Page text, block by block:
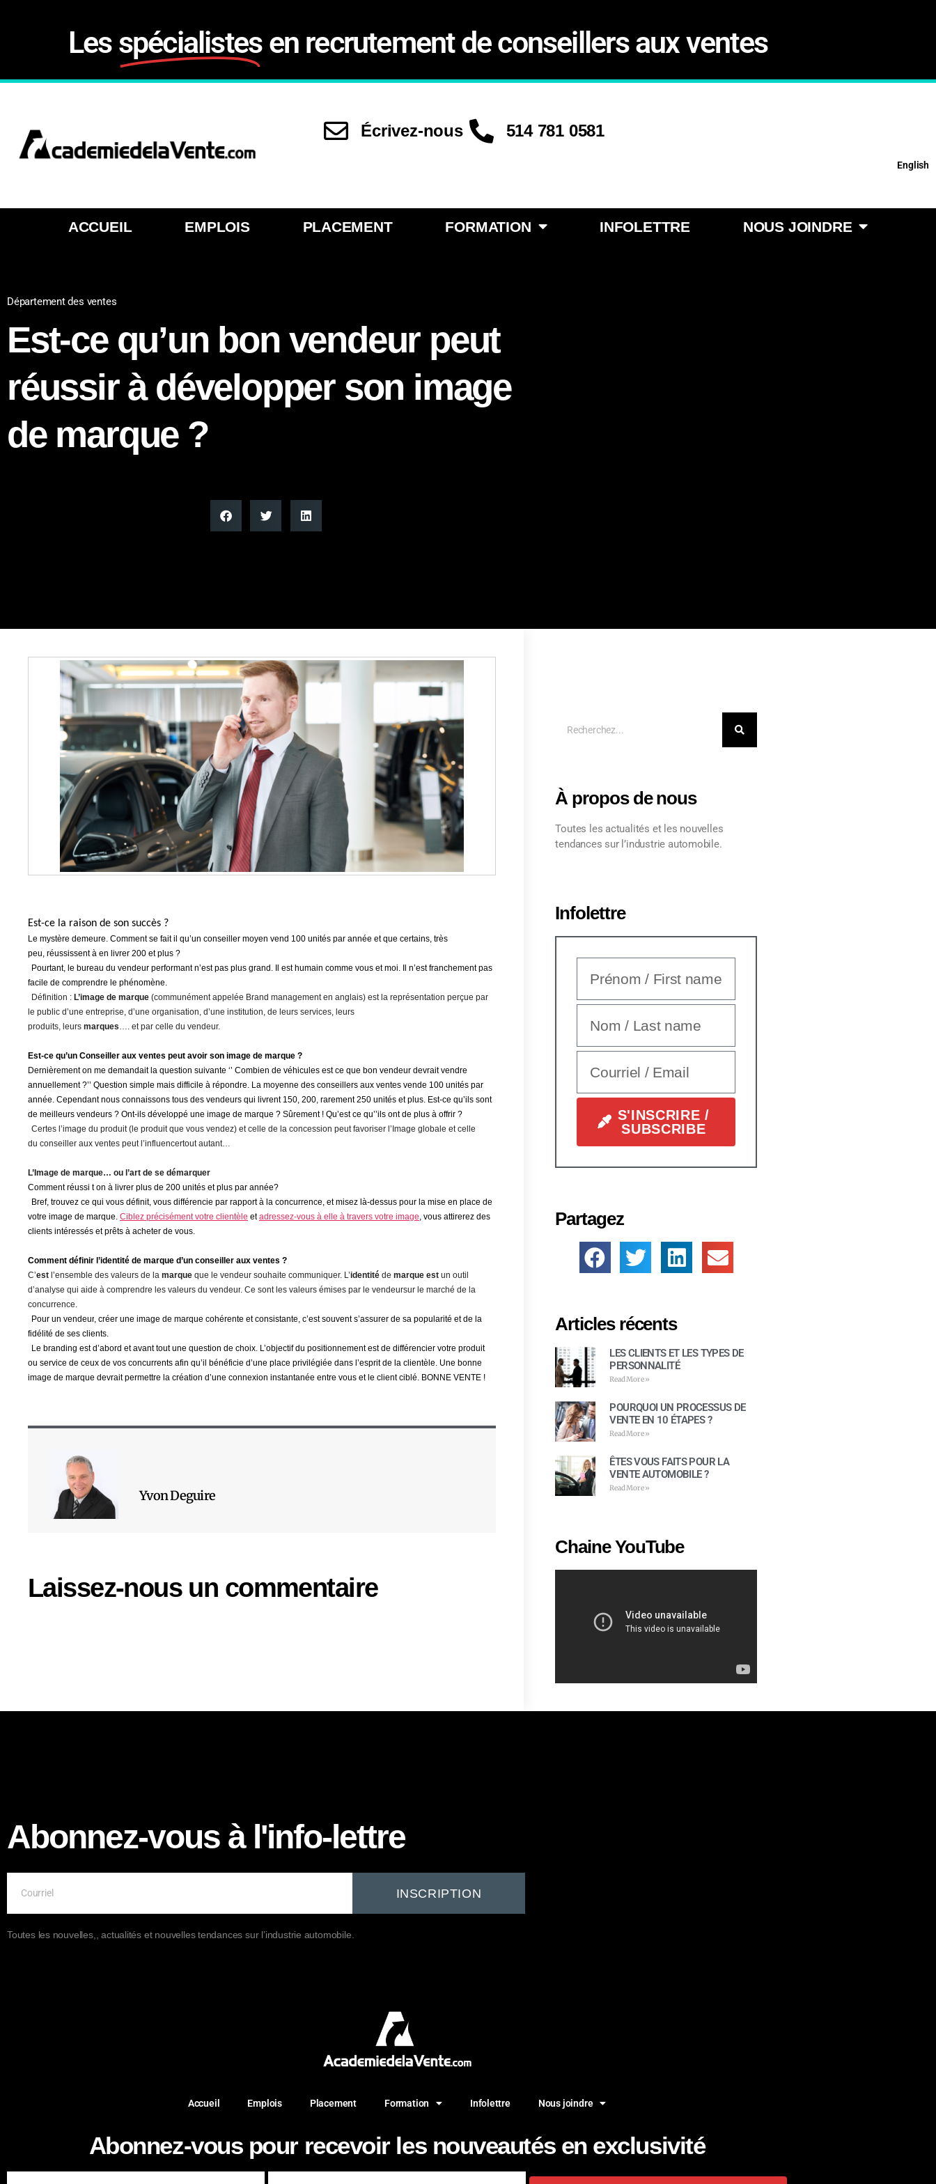
Les spécialistes en recrutement de conseillers aux ventes
Écrivez-nous 514 781 0581
English
ACCUEIL EMPLOIS PLACEMENT FORMATION INFOLETTRE NOUS JOINDRE
Département des ventes
Est-ce qu’un bon vendeur peut
réussir à développer son image
de marque ?
Est-ce la raison de son succès ?
Le mystère demeure. Comment se fait il qu’un conseiller moyen vend 100 unités par année et que certains, très
peu, réussissent à en livrer 200 et plus ?
Pourtant, le bureau du vendeur performant n’est pas plus grand. Il est humain comme vous et moi. Il n’est franchement pas
facile de comprendre le phénomène.
Définition : L’image de marque (communément appelée Brand management en anglais) est la représentation perçue par
le public d’une entreprise, d’une organisation, d’une institution, de leurs services, leurs
produits, leurs marques…. et par celle du vendeur.
Est-ce qu’un Conseiller aux ventes peut avoir son image de marque ?
Dernièrement on me demandait la question suivante ‘’ Combien de véhicules est ce que bon vendeur devrait vendre
annuellement ?’’ Question simple mais difficile à répondre. La moyenne des conseillers aux ventes vende 100 unités par
année. Cependant nous connaissons tous des vendeurs qui livrent 150, 200, rarement 250 unités et plus. Est-ce qu’ils sont
de meilleurs vendeurs ? Ont-ils développé une image de marque ? Sûrement ! Qu’est ce qu’’ils ont de plus à offrir ?
Certes l’image du produit (le produit que vous vendez) et celle de la concession peut favoriser ’Image globale et celle
du conseiller aux ventes peut l’influencertout autant…
L’Image de marque… ou l’art de se démarquer
Comment réussi t on à livrer plus de 200 unités et plus par année?
Bref, trouvez ce qui vous définit, vous différencie par rapport à la concurrence, et misez là-dessus pour la mise en place de
votre image de marque. Ciblez précisément votre clientèle et adressez-vous à elle à travers votre image, vous attirerez des
clients intéressés et prêts à acheter de vous.
Comment définir l’identité de marque d’un conseiller aux ventes ?
C’est l’ensemble des valeurs de la marque que le vendeur souhaite communiquer. L’identité de marque est un outil
d’analyse qui aide à comprendre les valeurs du vendeur. Ce sont les valeurs émises par le vendeursur le marché de la
concurrence.
Pour un vendeur, créer une image de marque cohérente et consistante, c’est souvent s’assurer de sa popularité et de la
fidélité de ses clients.
Le branding est d’abord et avant tout une question de choix. L’objectif du positionnement est de différencier votre produit
ou service de ceux de vos concurrents afin qu’il bénéficie d’une place privilégiée dans l’esprit de la clientèle. Une bonne
image de marque devrait permettre la création d’une connexion instantanée entre vous et le client ciblé. BONNE VENTE !
Yvon Deguire
Laissez-nous un commentaire
À propos de nous
Toutes les actualités et les nouvelles
tendances sur l’industrie automobile.
Infolettre
S'INSCRIRE /
SUBSCRIBE
Partagez
Articles récents
LES CLIENTS ET LES TYPES DE
PERSONNALITÉ
Read More »
POURQUOI UN PROCESSUS DE
VENTE EN 10 ÉTAPES ?
Read More »
ÊTES VOUS FAITS POUR LA
VENTE AUTOMOBILE ?
Read More »
Chaine YouTube
Abonnez-vous à l'info-lettre
INSCRIPTION
Toutes les nouvelles,, actualités et nouvelles tendances sur l’industrie automobile.
Accueil Emplois Placement Formation Infolettre Nous joindre
Abonnez-vous pour recevoir les nouveautés en exclusivité